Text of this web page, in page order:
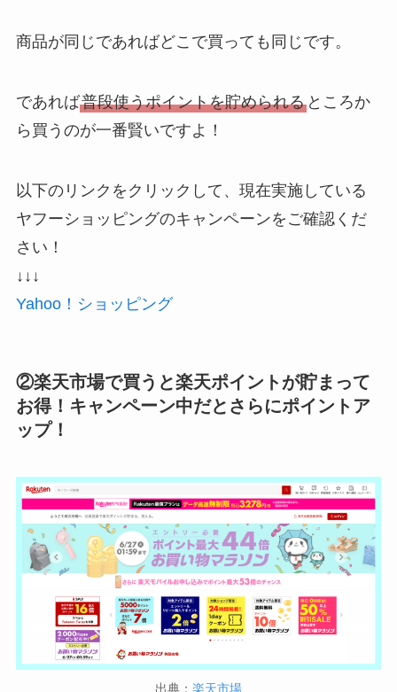
商品が同じであればどこで買っても同じです。
であれば普段使うポイントを貯められるところか
ら買うのが一番賢いですよ！
以下のリンクをクリックして、現在実施している
ヤフーショッピングのキャンペーンをご確認くだ
さい！
↓↓↓
Yahoo！ショッピング
②楽天市場で買うと楽天ポイントが貯まって
お得！キャンペーン中だとさらにポイントア
ップ！
出典： 楽天市場